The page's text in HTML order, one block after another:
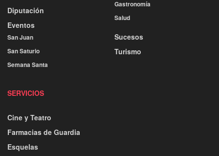
Diputación
Eventos
San Juan
San Saturio
Semana Santa
Gastronomía
Salud
Sucesos
Turismo
SERVICIOS
Cine y Teatro
Farmacias de Guardia
Esquelas